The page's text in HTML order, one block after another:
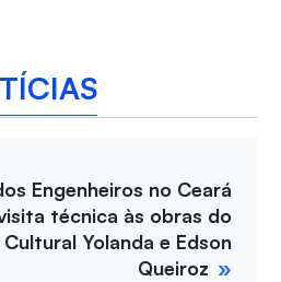
Engenheiros no Ceará
técnica às obras do
Yolanda e Edson
Queiroz